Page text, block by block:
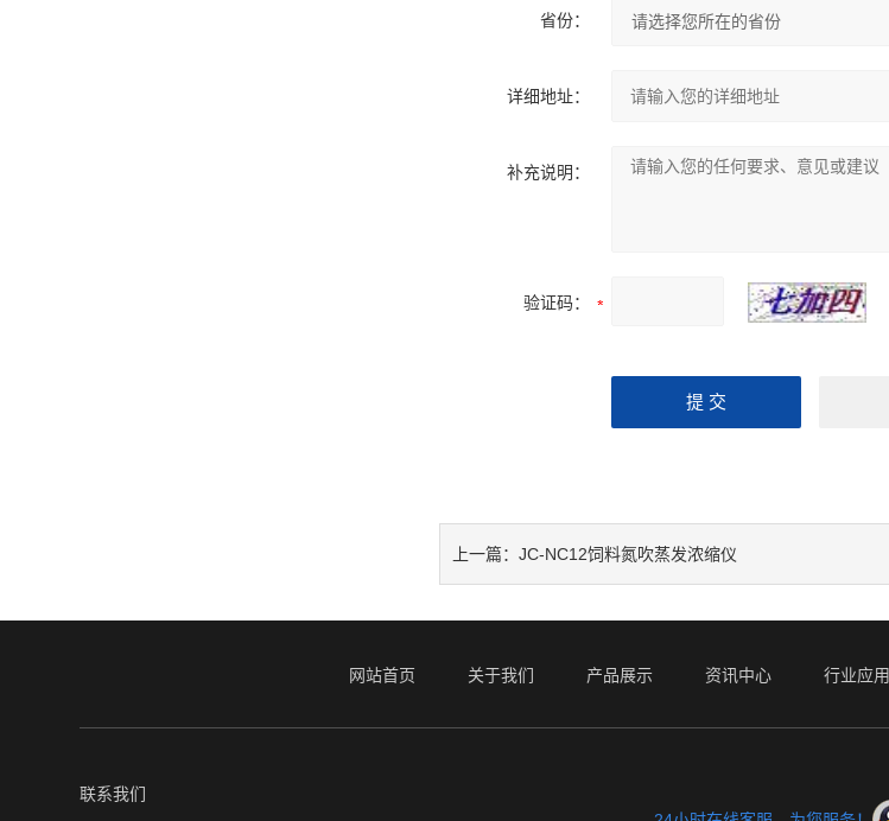
省份：
详细地址：
补充说明：
验证码：
上一篇： JC-NC12饲料氮吹蒸发浓缩仪
网站首页 关于我们 产品展示 资讯中心 行业应用
联系我们